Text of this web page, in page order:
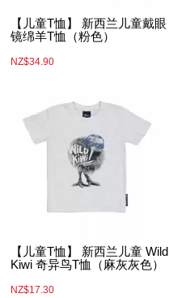
【儿童T恤】 新西兰儿童戴眼
镜绵羊T恤（粉色）
NZ$34.90
【儿童T恤】 新西兰儿童 Wild
Kiwi 奇异鸟T恤（麻灰灰色）
NZ$17.30